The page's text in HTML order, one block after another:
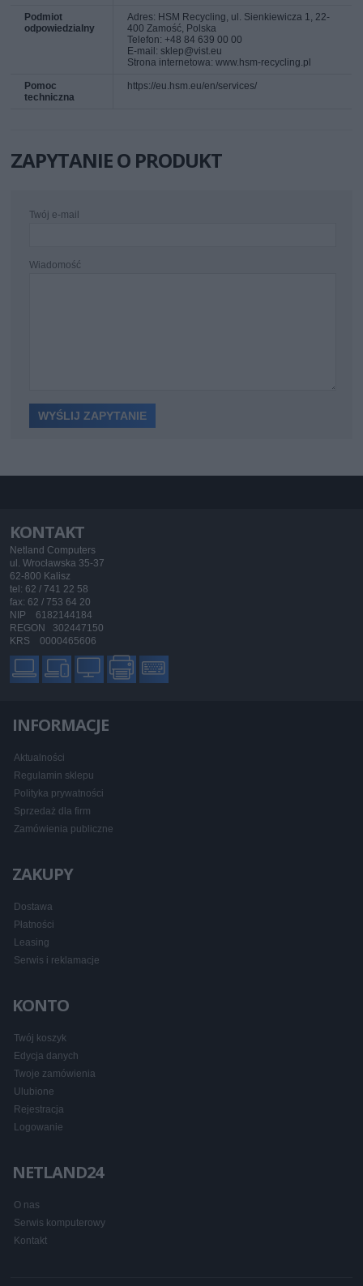
Podmiot
odpowiedzialny
Adres: HSM Recycling, ul. Sienkiewicza 1, 22-
400 Zamość, Polska
Telefon: +48 84 639 00 00
E-mail: sklep@vist.eu
Strona internetowa: www.hsm-recycling.pl
Pomoc
techniczna
https://eu.hsm.eu/en/services/
ZAPYTANIE O PRODUKT
Twój e-mail
Wiadomość
KONTAKT
Netland Computers
ul. Wrocławska 35-37
62-800 Kalisz
tel: 62 / 741 22 58
fax: 62 / 753 64 20
NIP 6182144184
REGON 302447150
KRS 0000465606
INFORMACJE
Aktualności
Regulamin sklepu
Polityka prywatności
Sprzedaż dla firm
Zamówienia publiczne
ZAKUPY
Dostawa
Płatności
Leasing
Serwis i reklamacje
KONTO
Twój koszyk
Edycja danych
Twoje zamówienia
Ulubione
Rejestracja
Logowanie
NETLAND24
O nas
Serwis komputerowy
Kontakt